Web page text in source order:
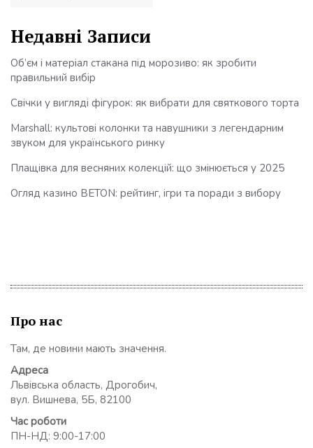
Недавні Записи
Об’єм і матеріал стакана під морозиво: як зробити
правильний вибір
Свічки у вигляді фігурок: як вибрати для святкового торта
Marshall: культові колонки та навушники з легендарним
звуком для українського ринку
Плащівка для весняних колекцій: що змінюється у 2025
Огляд казино BETON: рейтинг, ігри та поради з вибору
Про нас
Там, де новини мають значення.
Адреса
Львівська область, Дрогобич,
вул. Вишнева, 5Б, 82100
Час роботи
ПН-НД: 9:00-17:00